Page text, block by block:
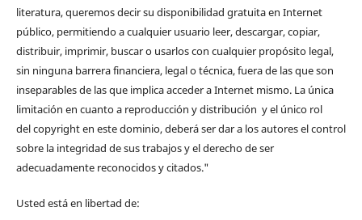
literatura, queremos decir su disponibilidad gratuita en Internet
público, permitiendo a cualquier usuario leer, descargar, copiar,
distribuir, imprimir, buscar o usarlos con cualquier propósito legal,
sin ninguna barrera financiera, legal o técnica, fuera de las que son
inseparables de las que implica acceder a Internet mismo. La única
limitación en cuanto a reproducción y distribución y el único rol
del copyright en este dominio, deberá ser dar a los autores el control
sobre la integridad de sus trabajos y el derecho de ser
adecuadamente reconocidos y citados."
Usted está en libertad de: